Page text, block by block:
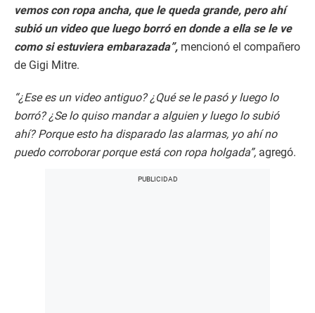
vemos con ropa ancha, que le queda grande, pero ahí
subió un video que luego borró en donde a ella se le ve
como si estuviera embarazada”, mencionó el compañero
de Gigi Mitre.
“¿Ese es un video antiguo? ¿Qué se le pasó y luego lo
borró? ¿Se lo quiso mandar a alguien y luego lo subió
ahí? Porque esto ha disparado las alarmas, yo ahí no
puedo corroborar porque está con ropa holgada”, agregó.